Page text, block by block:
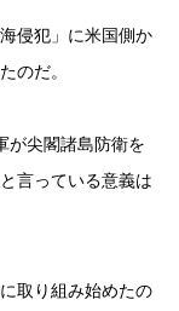
侵犯」に米国側か
のだ。
が尖閣諸島防衛を
言っている意義は
取り組み始めたの